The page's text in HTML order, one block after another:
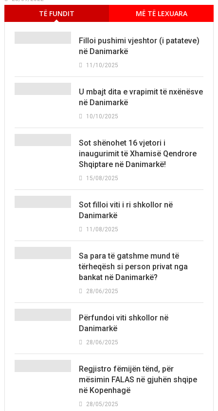
TË FUNDIT MË TË LEXUARA
Filloi pushimi vjeshtor (i patateve)
në Danimarkë
11/10/2025
U mbajt dita e vrapimit të nxënësve
në Danimarkë
10/10/2025
Sot shënohet 16 vjetori i
inaugurimit të Xhamisë Qendrore
Shqiptare në Danimarkë!
15/08/2025
Sot filloi viti i ri shkollor në
Danimarkë
11/08/2025
Sa para të gatshme mund të
tërheqësh si person privat nga
bankat në Danimarkë?
28/06/2025
Përfundoi viti shkollor në
Danimarkë
28/06/2025
Regjistro fëmijën tënd, për
mësimin FALAS në gjuhën shqipe
në Kopenhagë
28/05/2025